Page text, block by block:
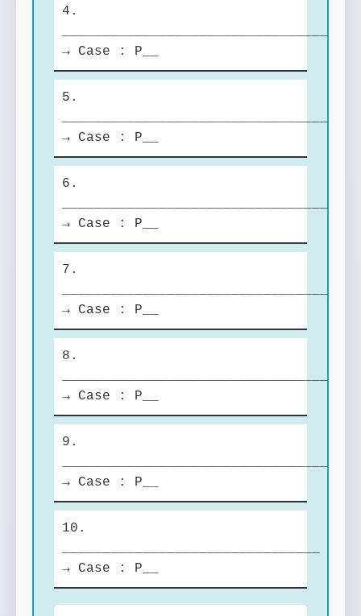
4.
→ Case : P__
5.
→ Case : P__
6.
→ Case : P__
7.
→ Case : P__
8.
→ Case : P__
9.
→ Case : P__
10.
→ Case : P__